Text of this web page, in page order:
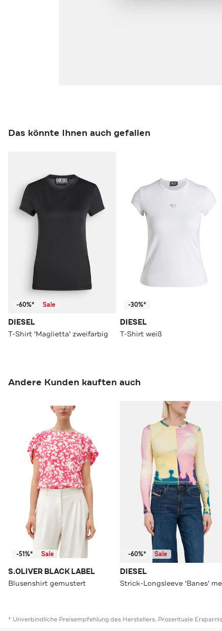
Das könnte Ihnen auch gefallen
-60%* Sale
DIESEL
T-Shirt 'Maglietta' zweifarbig
-30%*
DIESEL
T-Shirt weiß
Andere Kunden kauften auch
-51%* Sale
S.OLIVER BLACK LABEL
Blusenshirt gemustert
-60%* Sale
DIESEL
* Unverbindliche Preisempfehlung des Herstellers. Prozentuale